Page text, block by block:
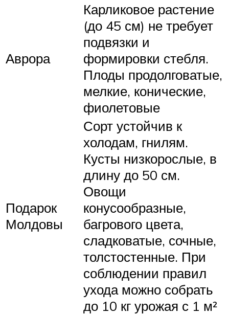
Аврора
Карликовое растение
(до 45 см) не требует
подвязки и
формировки стебля.
Плоды продолговатые,
мелкие, конические,
фиолетовые
Подарок
Молдовы
Сорт устойчив к
холодам, гнилям.
Кусты низкорослые, в
длину до 50 см.
Овощи
конусообразные,
багрового цвета,
сладковатые, сочные,
толстостенные. При
соблюдении правил
ухода можно собрать
до 10 кг урожая с 1 м²